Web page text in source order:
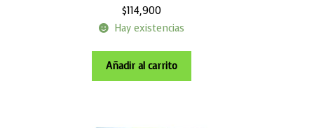
$114,900
Hay existencias
Añadir al carrito